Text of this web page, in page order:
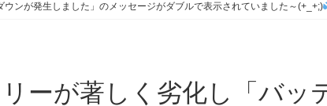
ンが発生しました」のメッセージがダブルで表示されていました～(+_+;)